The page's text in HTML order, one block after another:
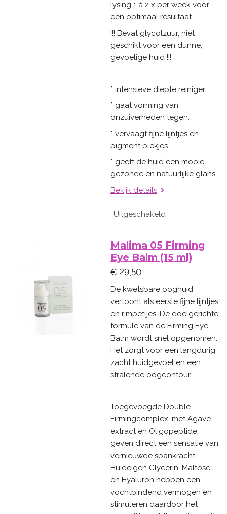
lysing 1 á 2 x per week voor
een optimaal resultaat.
!!! Bevat glycolzuur, niet
geschikt voor een dunne,
gevoelige huid !!!
* intensieve diepte reiniger.
* gaat vorming van
onzuiverheden tegen.
* vervaagt fijne lijntjes en
pigment plekjes.
* geeft de huid een mooie,
gezonde en natuurlijke glans.
Bekijk details
Uitgeschakeld
Malima 05 Firming
Eye Balm (15 ml)
€ 29,50
De kwetsbare ooghuid
vertoont als eerste fijne lijntjes
en rimpetljes. De doelgerichte
formule van de Firming Eye
Balm wordt snel opgenomen.
Het zorgt voor een langdurig
zacht huidgevoel en een
stralende oogcontour.
Toegevoegde Double
Firmingcomplex, met Agave
extract en Oligopeptide,
geven direct een sensatie van
vernieuwde spankracht.
Huideigen Glycerin, Maltose
en Hyaluron hebben een
vochtbindend vermogen en
stimuleren daardoor het